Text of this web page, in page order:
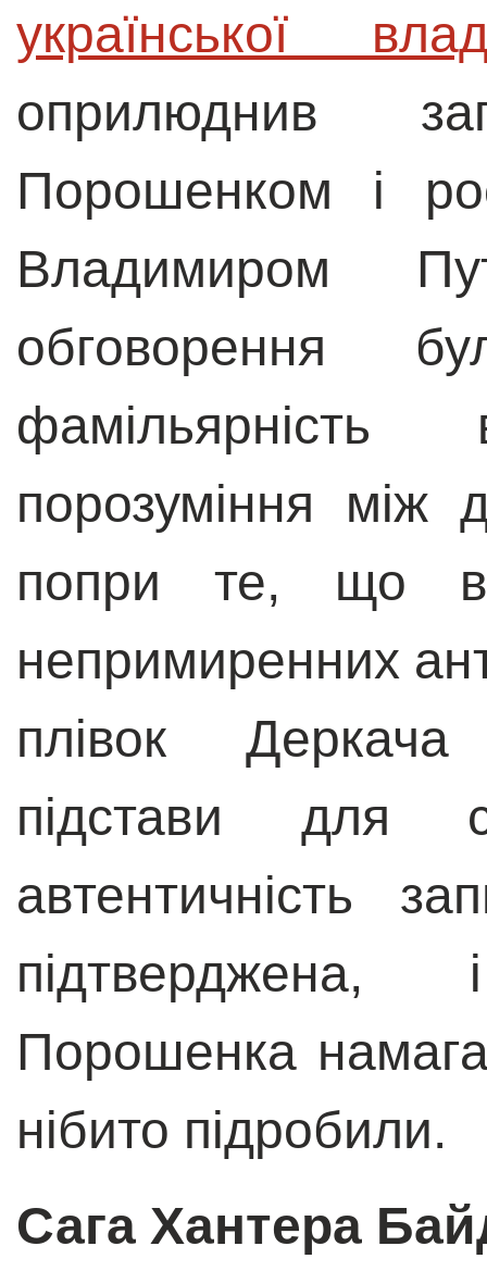
української
оприлюднив
Порошенком і
Владимиром
обговорення
порозуміння між
попри те, що
непримиренних
плівок
підстави для
автентичність
Порошенка
нібито підробили.
Сага Хантера